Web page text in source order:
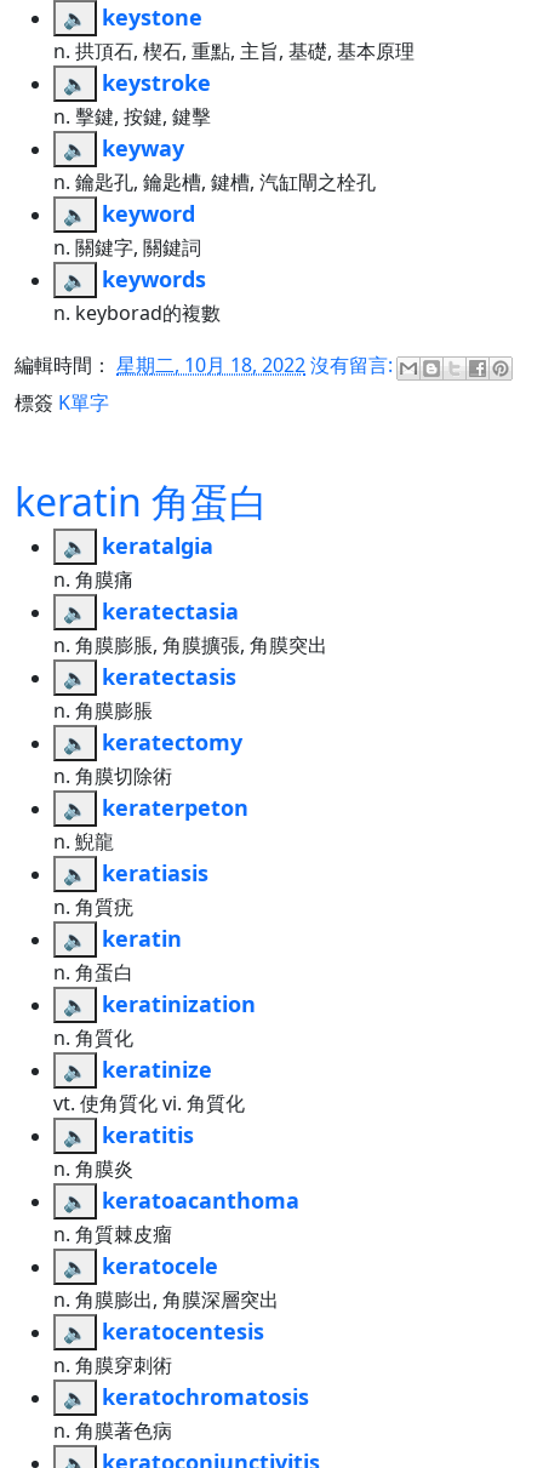
🔈
keystone
n. 拱頂石, 楔石, 重點, 主旨, 基礎, 基本原理
🔈
keystroke
n. 擊鍵, 按鍵, 鍵擊
🔈
keyway
n. 鑰匙孔, 鑰匙槽, 鍵槽, 汽缸閘之栓孔
🔈
keyword
n. 關鍵字, 關鍵詞
🔈
keywords
n. keyborad的複數
編輯時間： 星期二, 10月 18, 2022沒有留言:
標簽 K單字
keratin 角蛋白
🔈 keratalgia
n. 角膜痛
🔈
keratectasia
n. 角膜膨脹, 角膜擴張, 角膜突出
🔈
keratectasis
n. 角膜膨脹
🔈
keratectomy
n. 角膜切除術
🔈
keraterpeton
n. 鯢龍
🔈
keratiasis
n. 角質疣
🔈
keratin
n. 角蛋白
🔈
keratinization
n. 角質化
🔈
keratinize
vt. 使角質化 vi. 角質化
🔈
keratitis
n. 角膜炎
🔈
keratoacanthoma
n. 角質棘皮瘤
🔈
keratocele
n. 角膜膨出, 角膜深層突出
🔈
keratocentesis
n. 角膜穿刺術
🔈
keratochromatosis
n. 角膜著色病
🔈
keratoconjunctivitis